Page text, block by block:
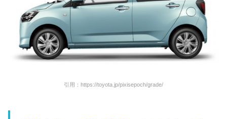
引用：https://toyota.jp/pixisepoch/grade/